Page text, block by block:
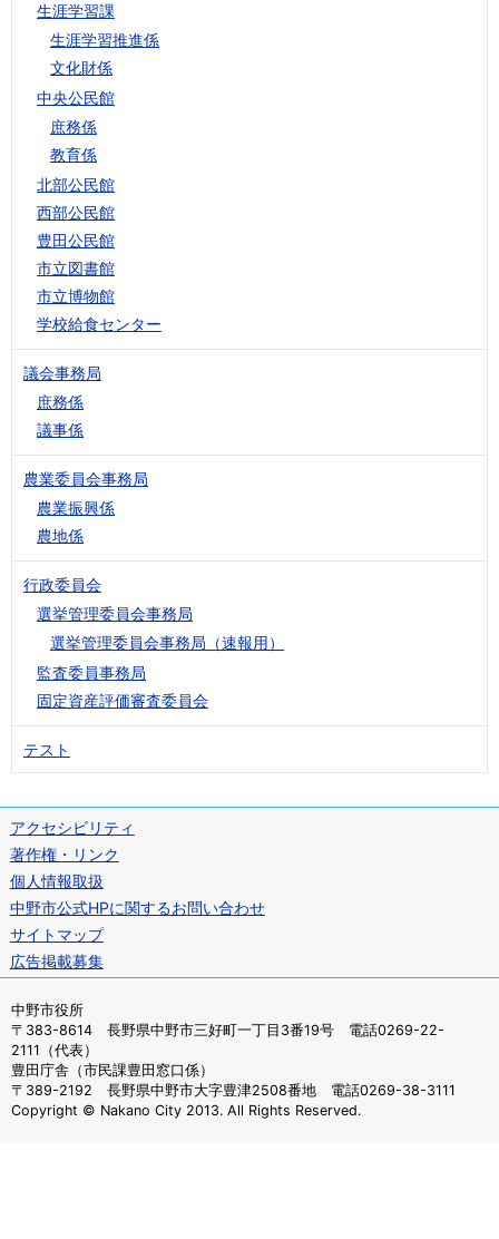
生涯学習課
生涯学習推進係
文化財係
中央公民館
庶務係
教育係
北部公民館
西部公民館
豊田公民館
市立図書館
市立博物館
学校給食センター
議会事務局
庶務係
議事係
農業委員会事務局
農業振興係
農地係
行政委員会
選挙管理委員会事務局
選挙管理委員会事務局（速報用）
監査委員事務局
固定資産評価審査委員会
テスト
アクセシビリティ
著作権・リンク
個人情報取扱
中野市公式HPに関するお問い合わせ
サイトマップ
広告掲載募集
中野市役所
〒383-8614 長野県中野市三好町一丁目3番19号 電話0269-22-
2111（代表）
豊田庁舎（市民課豊田窓口係）
〒389-2192 長野県中野市大字豊津2508番地 電話0269-38-3111
Copyright © Nakano City 2013. All Rights Reserved.